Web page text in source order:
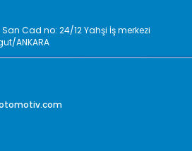
Cad no: 24/12 Yahşi İş merkezi
ANKARA